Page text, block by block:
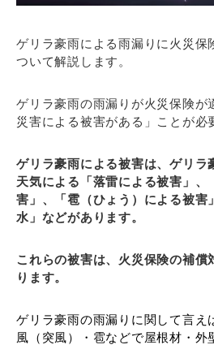
ゲリラ豪雨による雨漏りに火災保
ついて解説します。
ゲリラ豪雨の雨漏りが火災保険が
災害による被害がある」ことが必
ゲリラ豪雨による被害は、ゲリラ
天気による「落雷による被害」、
害」、「雹（ひょう）による被害
水」などがあります。
これらの被害は、火災保険の補償
ります。
ゲリラ豪雨の雨漏りに関して言え
風（突風）・雹などで屋根材・外